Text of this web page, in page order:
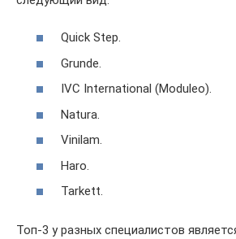
Quick Step.
Grunde.
IVC International (Moduleo).
Natura.
Vinilam.
Haro.
Tarkett.
Топ-3 у разных специалистов